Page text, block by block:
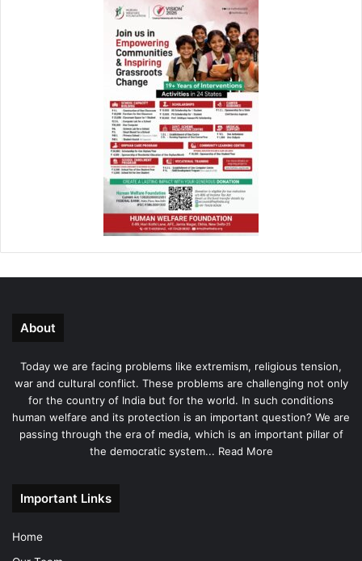
About
Today we are facing problems like extremism, religious tension,
war and cultural conflict. These problems are challenging not only
for the country of India but for the world. In such conditions
human welfare and its protection is an important question? We are
passing through the era of media, which is an important pillar of
the democratic system... Read More
Important Links
Home